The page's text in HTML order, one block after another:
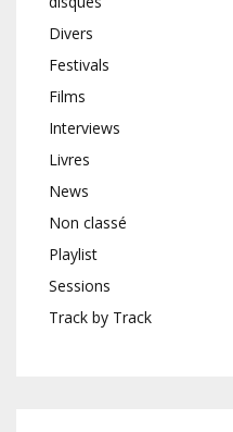
Divers
Festivals
Films
Interviews
Livres
News
Non classé
Playlist
Sessions
Track by Track